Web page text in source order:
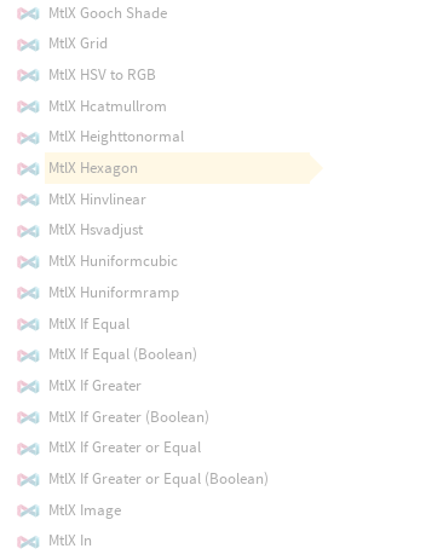
MtlX Gooch Shade
MtlX Grid
MtlX HSV to RGB
MtlX Hcatmullrom
MtlX Heighttonormal
MtlX Hexagon
MtlX Hinvlinear
MtlX Hsvadjust
MtlX Huniformcubic
MtlX Huniformramp
MtlX If Equal
MtlX If Equal (Boolean)
MtlX If Greater
MtlX If Greater (Boolean)
MtlX If Greater or Equal
MtlX If Greater or Equal (Boolean)
MtlX Image
MtlX In